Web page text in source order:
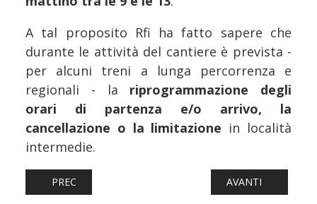
A tal proposito Rfi ha fatto sapere che
durante le attività del cantiere è prevista -
per alcuni treni a lunga percorrenza e
regionali - la riprogrammazione degli
orari di partenza e/o arrivo, la
cancellazione o la limitazione in località
intermedie.
ARTICOLO PRECEDENTE: FERROVIE: IL PRIMO
PREC ARTICOLO
AVANTI